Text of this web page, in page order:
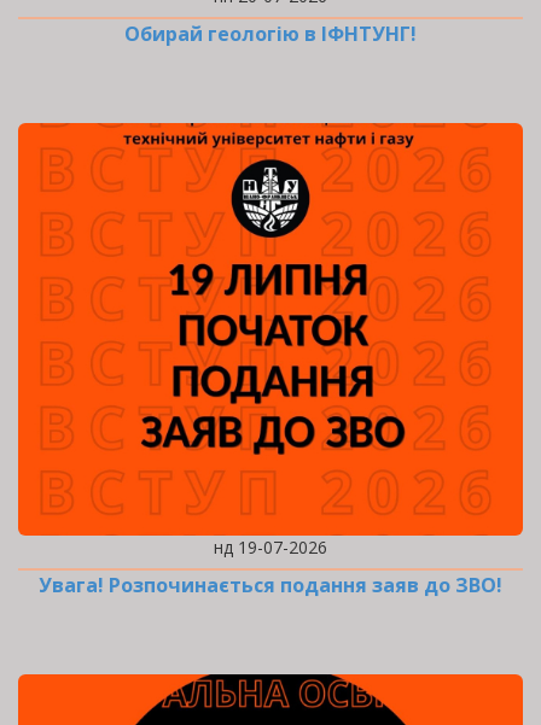
Обирай геологію в ІФНТУНГ!
нд 19-07-2026
Увага! Розпочинається подання заяв до ЗВО!